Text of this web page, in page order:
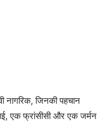
नागरिक, जिनकी पहचान
एक फ्रांसीसी और एक जर्मन